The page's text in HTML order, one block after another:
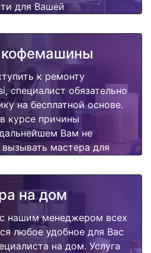
для Вашей
кофемашины
к ремонту
специалист обязательно
на бесплатной основе.
курсе причины
Вам не
мастера для
на дом
нашим менеджером всех
любое удобное для Вас
на дом. Услуга